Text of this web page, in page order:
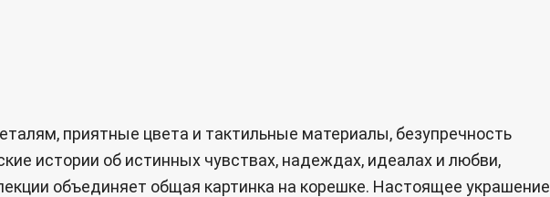
приятные цвета и тактильные материалы, безупречность
истории об истинных чувствах, надеждах, идеалах и любви,
объединяет общая картинка на корешке. Настоящее украшение